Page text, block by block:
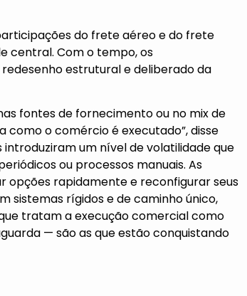
do frete aéreo e do frete
central. Com o tempo, os
estrutural e deliberado da
fontes de fornecimento ou no mix de
o comércio é executado”, disse
introduziram um nível de volatilidade que
ou processos manuais. As
opções rapidamente e reconfigurar seus
sistemas rígidos e de caminho único,
tratam a execução comercial como
— são as que estão conquistando